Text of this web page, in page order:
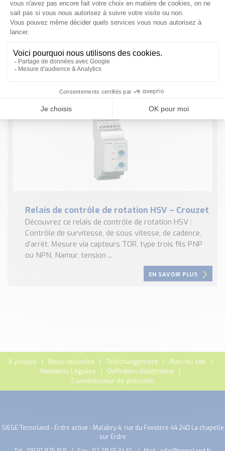
Nos Réalisations
Conseils et Actualités
Catalogue des essentiels pour les brasseries et micro-
Contact & Devis
Relais de contrôle de rotation HSV – Crouzet
Découvrez ce relais de contrôle de rotation HSV :
Contrôle de survitesse, de sous vitesse, de cadence,
d’arrêt. Mesure via capteurs TOR, type trois fils PNP
ou NPN, Namur, tension ...
EN SAVOIR PLUS
A propos Nous rejoindre Téléchargement
Plan du site
Mentions Légales
Définition débitmètre
Convertisseur de pression
SIEGE Tecnoland - Erdre active - Malabry 4, rue du Finistère 44 240 La chapelle
sur Erdre